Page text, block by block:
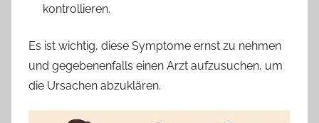
kontrollieren.
Es ist wichtig, diese Symptome ernst zu nehmen
und gegebenenfalls einen Arzt aufzusuchen, um
die Ursachen abzuklären.